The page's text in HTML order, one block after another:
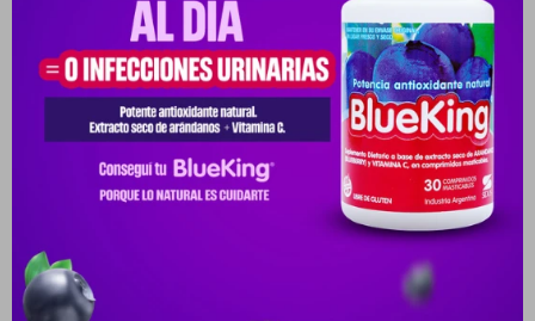
Descripción
ENSURE CONTIENE UNA COMBINACIÓN ÚNICA DE MACRO Y MICRO
NUTRIENTES EN LAS CANTIDADES Y PROPORCIONES QUE TU